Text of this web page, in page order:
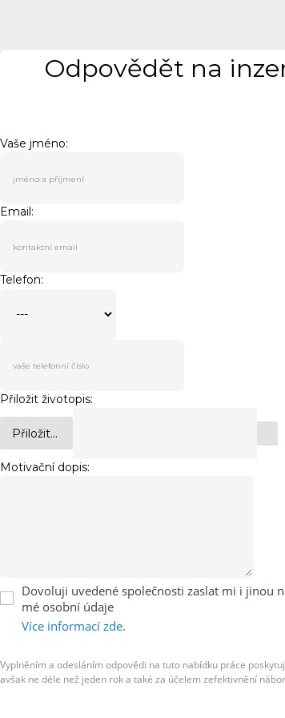
Odpovědět na
Vaše jméno:
Email:
Telefon:
Přiložit životopis:
Přiložit...
Motivační dopis:
Dovoluji uvedené společnosti zaslat mi i jinou
mé osobní údaje
Více informací zde.
Vyplněním a odesláním odpovědi na tuto nabídku práce
avšak ne déle než jeden rok a také za účelem zefektivnění